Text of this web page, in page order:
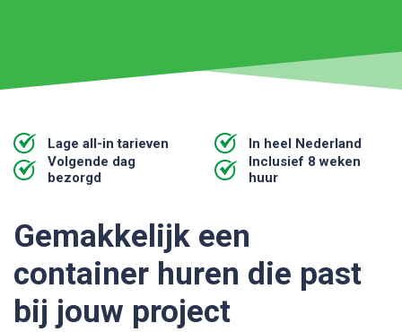
Lage all-in tarieven
In heel Nederland
Volgende dag
bezorgd
Inclusief 8 weken
huur
Gemakkelijk een
container huren die past
bij jouw project